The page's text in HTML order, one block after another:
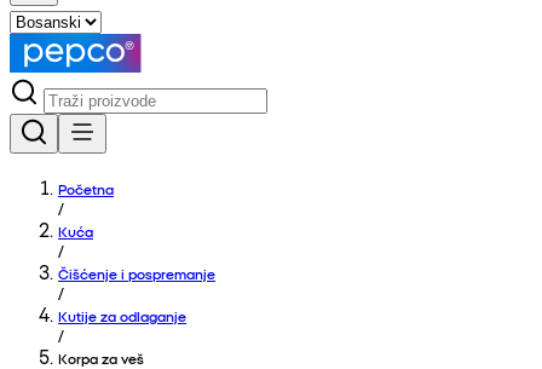
Početna
/
Kuća
/
Čišćenje i pospremanje
/
Kutije za odlaganje
/
Korpa za veš